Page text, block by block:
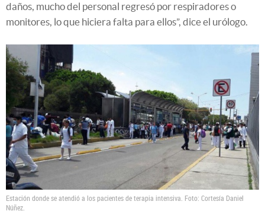
daños, mucho del personal regresó por respiradores o
monitores, lo que hiciera falta para ellos”, dice el urólogo.
Estación donde se atendió a los pacientes de terapia intensiva. Foto: Cortesía Daniel
Núñez.